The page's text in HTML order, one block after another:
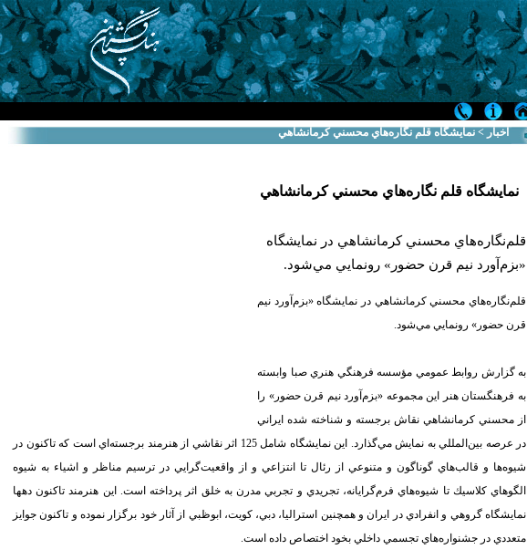
اخبار > نمايشگاه قلم‌ نگاره‌هاي محسني كرمانشاهي
نمايشگاه قلم‌ نگاره‌هاي محسني كرمانشاهي
قلم‌نگاره‌هاي محسني كرمانشاهي در نمايشگاه
«بزم‌آورد نيم قرن حضور» رونمايي مي‌شود.
قلم‌نگاره‌هاي محسني كرمانشاهي در نمايشگاه «بزم‌آورد نيم
قرن حضور» رونمايي مي‌شود.
به گزارش روابط عمومي مؤسسه فرهنگي هنري صبا وابسته
به فرهنگستان هنر اين مجموعه «بزم‌آورد نيم قرن حضور» را
از محسني كرمانشاهي نقاش برجسته و شناخته شده ايراني
در عرصه بين‌المللي به نمايش مي‌گذارد. اين نمايشگاه شامل 125 اثر نقاشي از هنرمند برجسته‌اي است كه
تاكنون در
شيوه‌ها و قالب‌هاي گوناگون و متنوعي از رئال تا انتزاعي و از واقعيت‌گرايي در ترسيم مناظر و اشياء به شيوه
الگوهاي كلاسيك تا شيوه‌هاي فرم‌گرايانه، تجريدي و تجربي مدرن به خلق اثر پرداخته است. اين هنرمند تاكنون دهها
نمايشگاه گروهي و انفرادي در ايران و همچنين استراليا، دبي، كويت، ابوظبي از آثار خود برگزار نموده و تاكنون جوايز
متعددي در جشنواره‌هاي تجسمي داخلي بخود اختصاص داده است.